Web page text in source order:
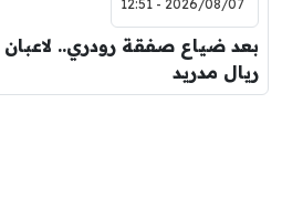
2026/08/07 - 12:51
بعد ضياع صفقة رودري..
ريال مدريد